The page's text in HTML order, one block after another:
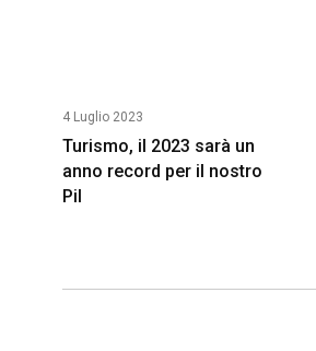
4 Luglio 2023
Turismo, il 2023 sarà un
anno record per il nostro
Pil